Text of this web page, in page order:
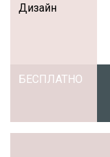
Дизайн
БЕСПЛАТНО